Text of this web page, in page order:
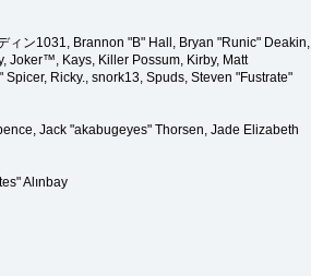
ィン1031, Brannon "B" Hall, Bryan "Runic" Deakin,
Joker™, Kays, Killer Possum, Kirby, Matt
Ricky., snork13, Spuds, Steven "Fustrate"
Jack "akabugeyes" Thorsen, Jade Elizabeth
Alınbay